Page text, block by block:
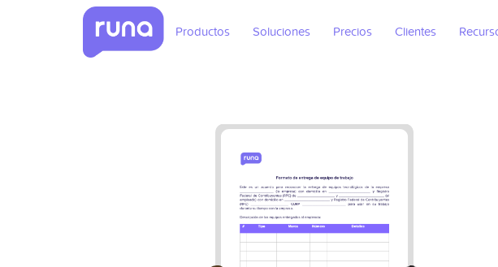
Productos Soluciones Precios Clientes